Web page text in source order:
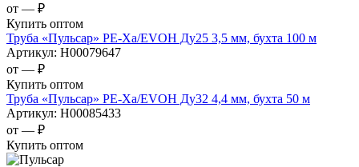
от — ₽
Купить оптом
Труба «Пульсар» РЕ-Ха/EVOH Ду25 3,5 мм, бухта 100 м
Артикул: Н00079647
от — ₽
Купить оптом
Труба «Пульсар» РЕ-Ха/EVOH Ду32 4,4 мм, бухта 50 м
Артикул: Н00085433
от — ₽
Купить оптом